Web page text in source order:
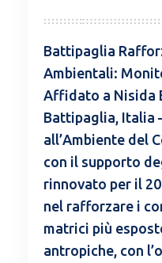
Battipaglia
Ambientali:
Affidato a Nisida
Battipaglia, Italia
all’Ambiente del
con il supporto
rinnovato per il
nel rafforzare i
matrici più
antropiche, con